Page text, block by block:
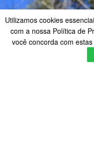
Utilizamos cookies
com a nossa Política de
você concorda com